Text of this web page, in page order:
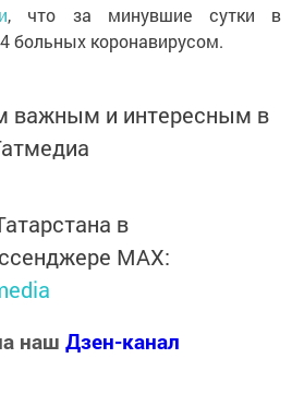
, что за минувшие сутки в
больных коронавирусом.
важным и интересным в
в
MАХ:
наш Дзен-канал